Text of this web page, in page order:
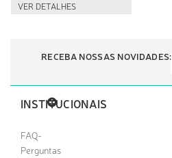
VER DETALHES
RECEBA NOSSAS NOVIDADES:
INSTITUCIONAIS
FAQ-
Perguntas